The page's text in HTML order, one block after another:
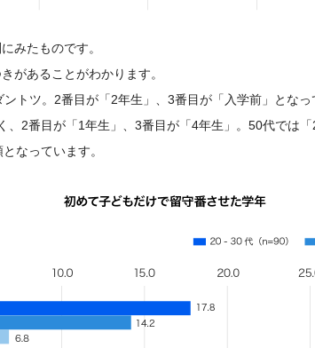
みたものです。
があることがわかります。
トツ。2番目が「2年生」、3番目が「入学前」とな
、2番目が「1年生」、3番目が「4年生」。50代では
なっています。